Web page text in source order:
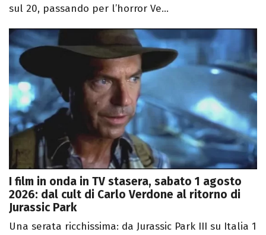
sul 20, passando per l’horror Ve...
I film in onda in TV stasera, sabato 1 agosto
2026: dal cult di Carlo Verdone al ritorno di
Jurassic Park
Una serata ricchissima: da Jurassic Park III su Italia 1